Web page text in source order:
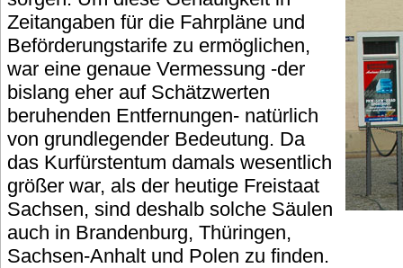
Zeitangaben für die Fahrpläne und
Beförderungstarife zu ermöglichen,
war eine genaue Vermessung -der
bislang eher auf Schätzwerten
beruhenden Entfernungen- natürlich
von grundlegender Bedeutung. Da
das Kurfürstentum damals wesentlich
größer war, als der heutige Freistaat
Sachsen, sind deshalb solche Säulen
auch in Brandenburg, Thüringen,
Sachsen-Anhalt und Polen zu finden.